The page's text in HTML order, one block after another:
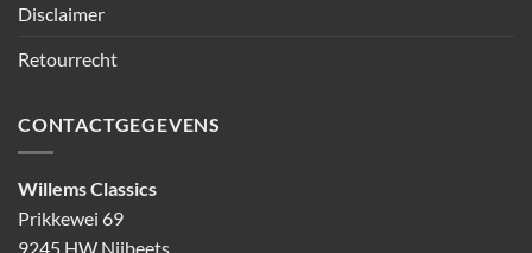
Disclaimer
Retourrecht
CONTACTGEGEVENS
Willems Classics
Prikkewei 69
9245 HW Nijbeets